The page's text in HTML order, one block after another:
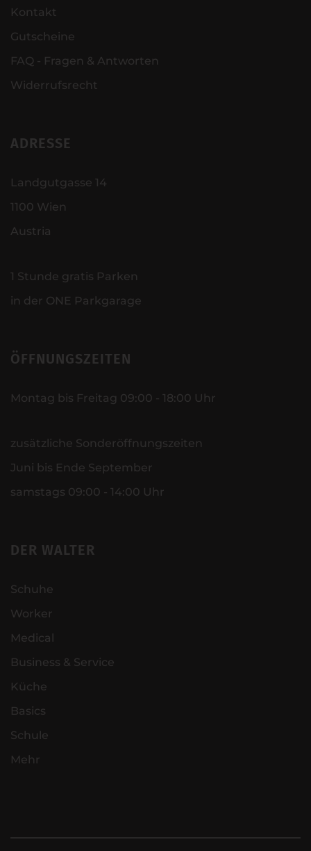
Kontakt
Gutscheine
FAQ - Fragen & Antworten
Widerrufsrecht
ADRESSE
Landgutgasse 14
1100 Wien
Austria
1 Stunde gratis Parken
in der ONE Parkgarage
ÖFFNUNGSZEITEN
Montag bis Freitag 09:00 - 18:00 Uhr
zusätzliche Sonderöffnungszeiten
Juni bis Ende September
samstags 09:00 - 14:00 Uhr
DER WALTER
Schuhe
Worker
Medical
Business & Service
Küche
Basics
Schule
Mehr